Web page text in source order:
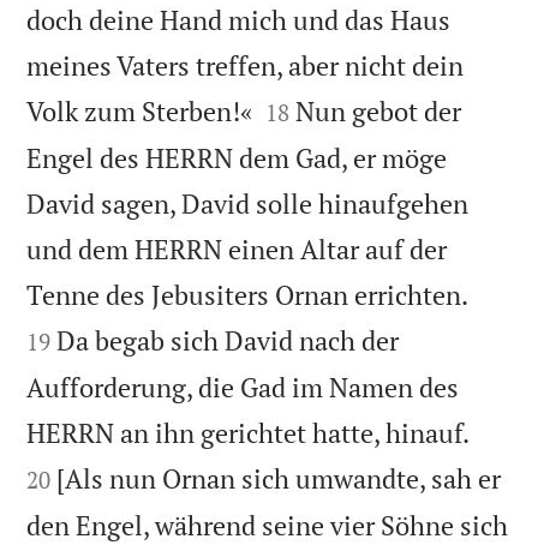
doch deine Hand mich und das Haus
meines Vaters treffen, aber nicht dein
Volk zum Sterben!« 

18 Nun gebot der
Engel des HERRN dem Gad, er möge
David sagen, David solle hinaufgehen
und dem HERRN einen Altar auf der
Tenne des Jebusiters Ornan errichten.
19 Da begab sich David nach der
Aufforderung, die Gad im Namen des
HERRN an ihn gerichtet hatte, hinauf.
20 [Als nun Ornan sich umwandte, sah er
den Engel, während seine vier Söhne sich